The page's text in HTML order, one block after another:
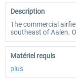
Description
The commercial
southeast of Aalen.
Matériel requis
plus